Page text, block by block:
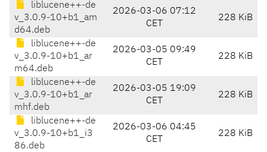
liblucene++-de
v_3.0.9-10+b1_am
d64.deb
2026-03-06 07:12
CET
228 KiB
liblucene++-de
v_3.0.9-10+b1_ar
m64.deb
2026-03-05 09:49
CET
228 KiB
liblucene++-de
v_3.0.9-10+b1_ar
mhf.deb
2026-03-05 19:09
CET
228 KiB
liblucene++-de
v_3.0.9-10+b1_i3
86.deb
2026-03-06 04:45
CET
228 KiB